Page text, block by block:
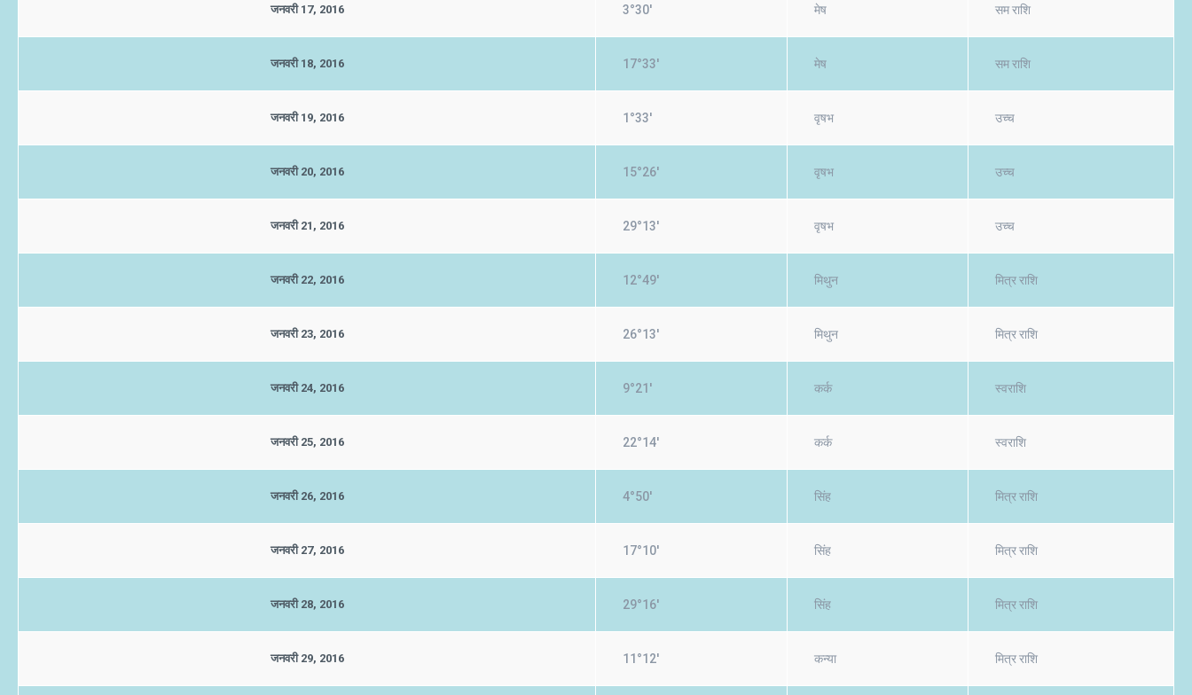
जनवरी 17, 2016 3°30' मेष सम राशि
जनवरी 18, 2016 17°33' मेष सम राशि
जनवरी 19, 2016 1°33' वृषभ उच्च
जनवरी 20, 2016 15°26' वृषभ उच्च
जनवरी 21, 2016 29°13' वृषभ उच्च
जनवरी 22, 2016 12°49' मिथुन मित्र राशि
जनवरी 23, 2016 26°13' मिथुन मित्र राशि
जनवरी 24, 2016 9°21' कर्क स्वराशि
जनवरी 25, 2016 22°14' कर्क स्वराशि
जनवरी 26, 2016 4°50' सिंह मित्र राशि
जनवरी 27, 2016 17°10' सिंह मित्र राशि
जनवरी 28, 2016 29°16' सिंह मित्र राशि
जनवरी 29, 2016 11°12' कन्या मित्र राशि